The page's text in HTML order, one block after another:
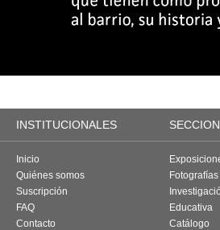
INSTITUCIONALES
Inicio
Quiénes somos
Suscripción
FAQ
Contacto
Educativa
Catálogo